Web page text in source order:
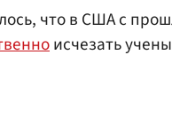
что в США с
исчезать